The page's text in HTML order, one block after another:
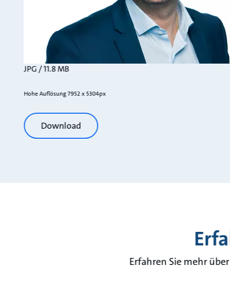
JPG / 11.8 MB
Hohe Auflösung 7952 x 5304px
Download
Erfahren Sie mehr